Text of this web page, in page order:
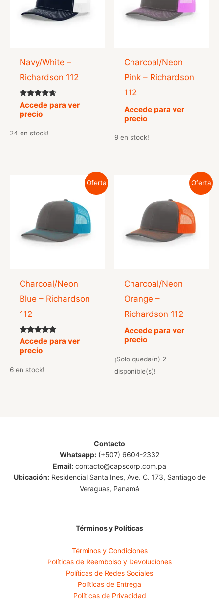
Navy/White –
Richardson 112
Valorado
con
4.50
Accede para ver
precio
24 en stock!
Charcoal/Neon
Pink – Richardson
112
Accede para ver
precio
9 en stock!
Oferta
Charcoal/Neon
Blue – Richardson
112
Valorado
con
5.00
Accede para ver
precio
6 en stock!
Oferta
Charcoal/Neon
Orange –
Richardson 112
Accede para ver
precio
¡Solo queda(n) 2
disponible(s)!
Contacto
Whatsapp: (+507) 6604-2332
Email: contacto@capscorp.com.pa
Ubicación:Residencial Santa Ines, Ave. C. 173, Santiago de
Veraguas, Panamá
Términos y Políticas
Términos y Condiciones
Políticas de Reembolso y Devoluciones
Políticas de Redes Sociales
Políticas de Entrega
Políticas de Privacidad